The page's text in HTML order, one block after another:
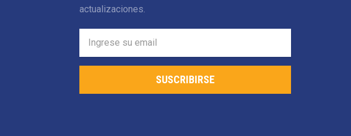
actualizaciones.
SUSCRIBIRSE